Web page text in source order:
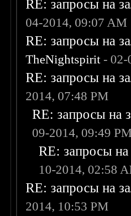
RE: запросы на
04-2014, 09:07 AM
RE: запросы на
TheNightspirit - 02-
RE: запросы на
2014, 07:48 PM
RE: запросы на
09-2014, 09:49
RE: запросы
10-2014, 02:58
RE: запросы на
2014, 10:53 PM